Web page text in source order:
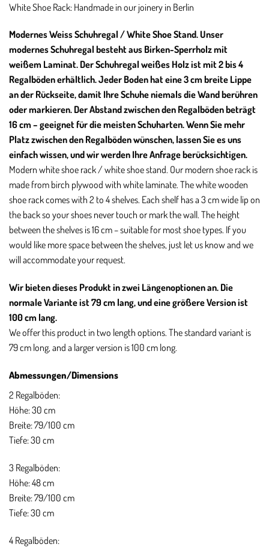
White Shoe Rack: Handmade in our joinery in Berlin
Modernes Weiss Schuhregal / White Shoe Stand. Unser
modernes Schuhregal besteht aus Birken-Sperrholz mit
weißem Laminat. Der Schuhregal weißes Holz ist mit 2 bis 4
Regalböden erhältlich. Jeder Boden hat eine 3 cm breite Lippe
an der Rückseite, damit Ihre Schuhe niemals die Wand berühren
oder markieren. Der Abstand zwischen den Regalböden beträgt
16 cm – geeignet für die meisten Schuharten. Wenn Sie mehr
Platz zwischen den Regalböden wünschen, lassen Sie es uns
einfach wissen, und wir werden Ihre Anfrage berücksichtigen.
Modern white shoe rack / white shoe stand. Our modern shoe rack is
made from birch plywood with white laminate. The white wooden
shoe rack comes with 2 to 4 shelves. Each shelf has a 3 cm wide lip on
the back so your shoes never touch or mark the wall. The height
between the shelves is 16 cm – suitable for most shoe types. If you
would like more space between the shelves, just let us know and we
will accommodate your request.
Wir bieten dieses Produkt in zwei Längenoptionen an. Die
normale Variante ist 79 cm lang, und eine größere Version ist
100 cm lang.
We offer this product in two length options. The standard variant is
79 cm long, and a larger version is 100 cm long.
Abmessungen/Dimensions
2 Regalböden:
Höhe: 30 cm
Breite: 79/100 cm
Tiefe: 30 cm
3 Regalböden:
Höhe: 48 cm
Breite: 79/100 cm
Tiefe: 30 cm
4 Regalböden: